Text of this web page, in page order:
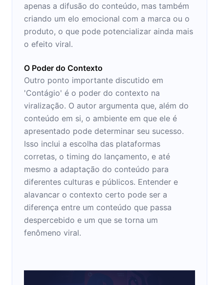
apenas a difusão do conteúdo, mas também
criando um elo emocional com a marca ou o
produto, o que pode potencializar ainda mais
o efeito viral.
O Poder do Contexto
Outro ponto importante discutido em
'Contágio' é o poder do contexto na
viralização. O autor argumenta que, além do
conteúdo em si, o ambiente em que ele é
apresentado pode determinar seu sucesso.
Isso inclui a escolha das plataformas
corretas, o timing do lançamento, e até
mesmo a adaptação do conteúdo para
diferentes culturas e públicos. Entender e
alavancar o contexto certo pode ser a
diferença entre um conteúdo que passa
despercebido e um que se torna um
fenômeno viral.